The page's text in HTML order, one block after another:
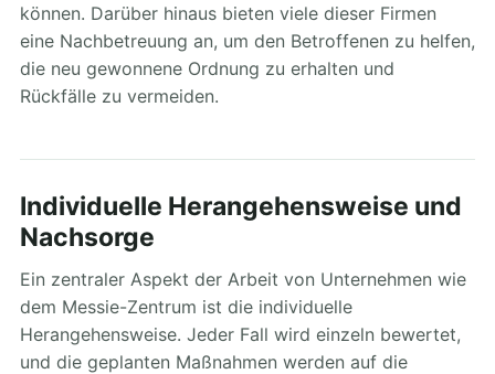
können. Darüber hinaus bieten viele dieser Firmen
eine Nachbetreuung an, um den Betroffenen zu helfen,
die neu gewonnene Ordnung zu erhalten und
Rückfälle zu vermeiden.
Individuelle Herangehensweise und
Nachsorge
Ein zentraler Aspekt der Arbeit von Unternehmen wie
dem Messie-Zentrum ist die individuelle
Herangehensweise. Jeder Fall wird einzeln bewertet,
und die geplanten Maßnahmen werden auf die